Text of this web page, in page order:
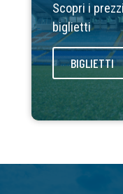
Scopri i
biglietti
BIGLIETTI